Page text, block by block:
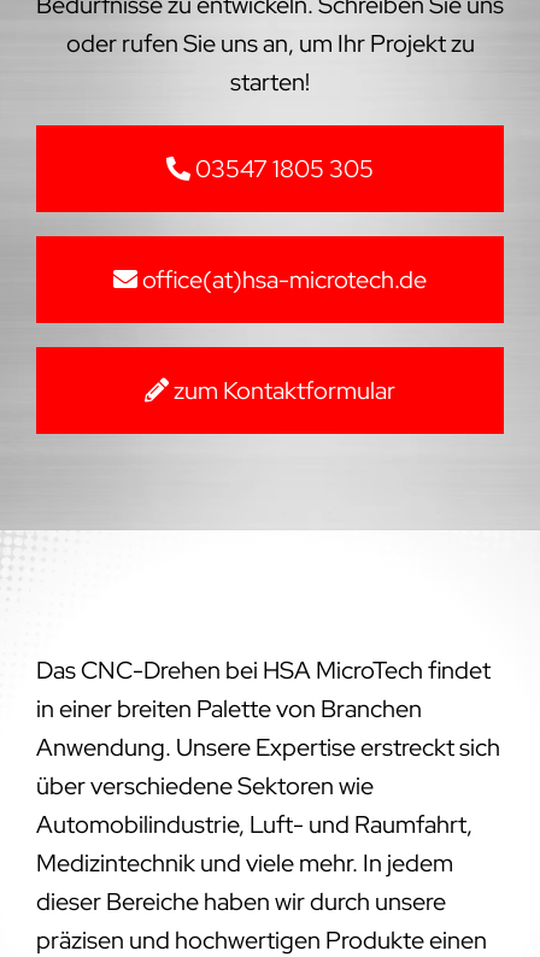
oder rufen Sie uns an, um Ihr Projekt zu
starten!
03547 1805 305
office(at)hsa-microtech.de
zum Kontaktformular
Das CNC-Drehen bei HSA MicroTech findet
in einer breiten Palette von Branchen
Anwendung. Unsere Expertise erstreckt sich
über verschiedene Sektoren wie
Automobilindustrie, Luft- und Raumfahrt,
Medizintechnik und viele mehr. In jedem
dieser Bereiche haben wir durch unsere
präzisen und hochwertigen Produkte einen